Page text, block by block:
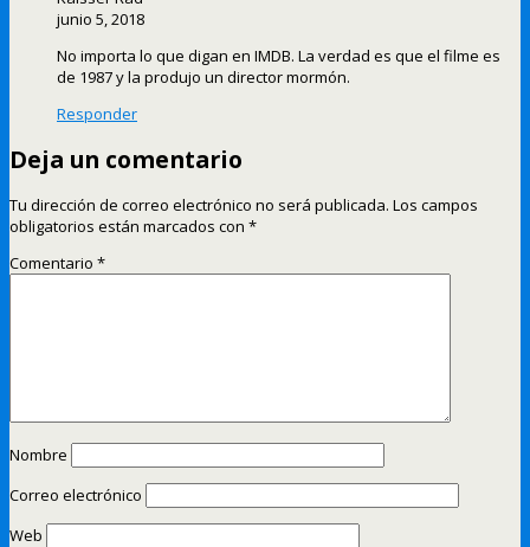
junio 5, 2018
No importa lo que digan en IMDB. La verdad es que el filme es
de 1987 y la produjo un director mormón.
Responder
Deja un comentario
Tu dirección de correo electrónico no será publicada. Los campos
obligatorios están marcados con *
Comentario *
Nombre
Correo electrónico
Web